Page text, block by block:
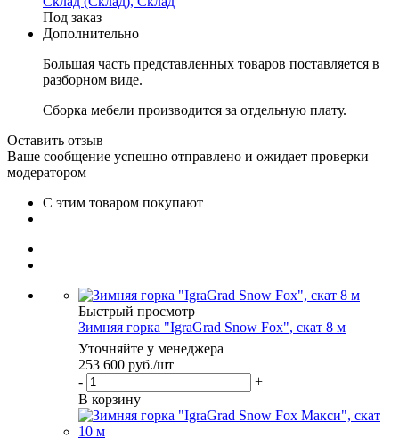
Под заказ
Дополнительно
Большая часть представленных товаров поставляется в
разборном виде.
Сборка мебели производится за отдельную плату.
Оставить отзыв
Ваше сообщение успешно отправлено и ожидает проверки
модератором
С этим товаром покупают
Быстрый просмотр
Зимняя горка "IgraGrad Snow Fox", скат 8 м
Уточняйте у менеджера
253 600 руб./шт
-
+
В корзину